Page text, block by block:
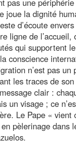
pas une
joue la dignité
d’écoute
ligne de l’accueil,
qui supportent
conscience
n’est pas un
les traces de
clair :
un visage ; ce
Le Pape « vient
pèlerinage dans